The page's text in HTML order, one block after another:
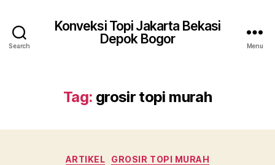
Search
Konveksi Topi Jakarta Bekasi
Depok Bogor
Menu
Tag: grosir topi murah
Categories
ARTIKEL
GROSIR TOPI MURAH